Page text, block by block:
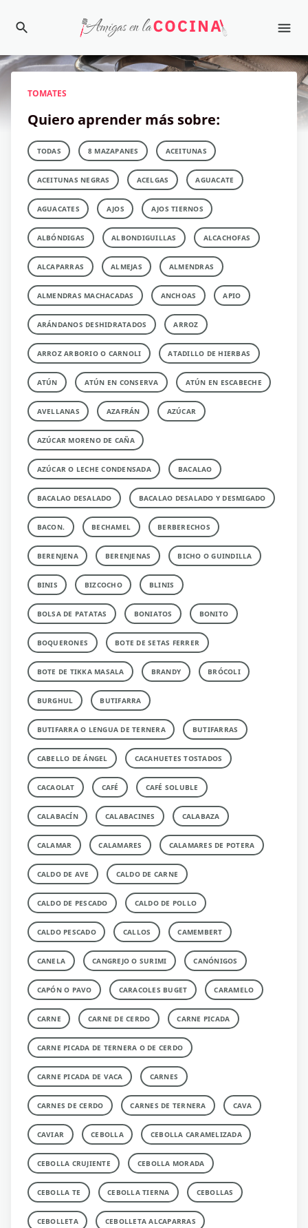
TOMATES
Quiero aprender más sobre:
TODAS 8 MAZAPANES ACEITUNAS
ACEITUNAS NEGRAS ACELGAS AGUACATE
AGUACATES AJOS AJOS TIERNOS
ALBÓNDIGAS ALBONDIGUILLAS ALCACHOFAS
ALCAPARRAS ALMEJAS ALMENDRAS
ALMENDRAS MACHACADAS ANCHOAS APIO
ARÁNDANOS DESHIDRATADOS ARROZ
ARROZ ARBORIO O CARNOLI ATADILLO DE HIERBAS
ATÚN ATÚN EN CONSERVA ATÚN EN ESCABECHE
AVELLANAS AZAFRÁN AZÚCAR
AZÚCAR MORENO DE CAÑA
AZÚCAR O LECHE CONDENSADA BACALAO
BACALAO DESALADO BACALAO DESALADO Y DESMIGADO
BACON. BECHAMEL BERBERECHOS
BERENJENA BERENJENAS BICHO O GUINDILLA
BINIS BIZCOCHO BLINIS
BOLSA DE PATATAS BONIATOS BONITO
BOQUERONES BOTE DE SETAS FERRER
BOTE DE TIKKA MASALA BRANDY BRÓCOLI
BURGHUL BUTIFARRA
BUTIFARRA O LENGUA DE TERNERA BUTIFARRAS
CABELLO DE ÁNGEL CACAHUETES TOSTADOS
CACAOLAT CAFÉ CAFÉ SOLUBLE
CALABACÍN CALABACINES CALABAZA
CALAMAR CALAMARES CALAMARES DE POTERA
CALDO DE AVE CALDO DE CARNE
CALDO DE PESCADO CALDO DE POLLO
CALDO PESCADO CALLOS CAMEMBERT
CANELA CANGREJO O SURIMI CANÓNIGOS
CAPÓN O PAVO CARACOLES BUGET CARAMELO
CARNE CARNE DE CERDO CARNE PICADA
CARNE PICADA DE TERNERA O DE CERDO
CARNE PICADA DE VACA CARNES
CARNES DE CERDO CARNES DE TERNERA CAVA
CAVIAR CEBOLLA CEBOLLA CARAMELIZADA
CEBOLLA CRUJIENTE CEBOLLA MORADA
CEBOLLA TE CEBOLLA TIERNA CEBOLLAS
CEBOLLETA CEBOLLETA ALCAPARRAS